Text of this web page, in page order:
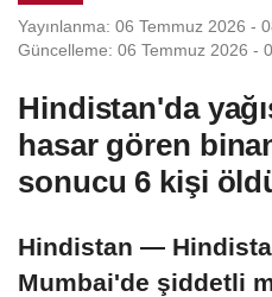
Yayınlanma: 06 Temmuz 2026 -
Güncelleme: 06 Temmuz 2026 -
Hindistan'da
hasar gören
sonucu 6 kişi
Hindistan —
Mumbai'de şiddetli